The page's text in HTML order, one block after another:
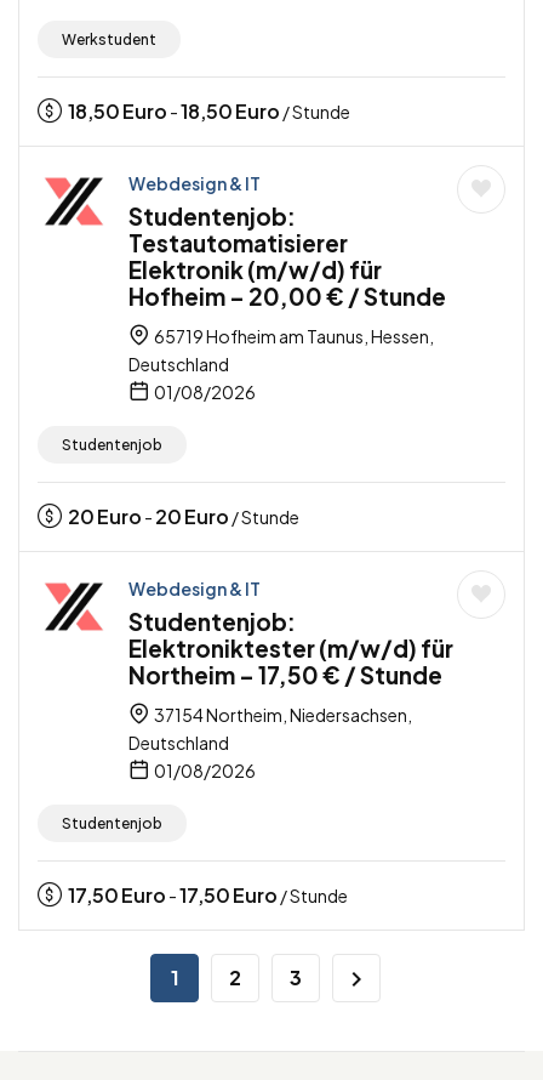
Werkstudent
18,50Euro -18,50Euro / Stunde
Webdesign & IT
Studentenjob:
Testautomatisierer
Elektronik (m/w/d) für
Hofheim – 20,00 € / Stunde
65719 Hofheim am Taunus, Hessen,
Deutschland
01/08/2026
Studentenjob
20Euro - 20Euro / Stunde
Webdesign & IT
Studentenjob:
Elektroniktester (m/w/d) für
Northeim – 17,50 € / Stunde
37154 Northeim, Niedersachsen,
Deutschland
01/08/2026
Studentenjob
17,50Euro -17,50Euro / Stunde
1 2 3